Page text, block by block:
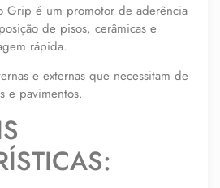
Grip é um promotor de aderência
de pisos, cerâmicas e
rápida.
e externas que necessitam de
e pavimentos.